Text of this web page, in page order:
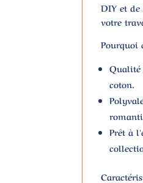
DIY et de
votre
Pourquoi
Qualité
coton.
Prêt à